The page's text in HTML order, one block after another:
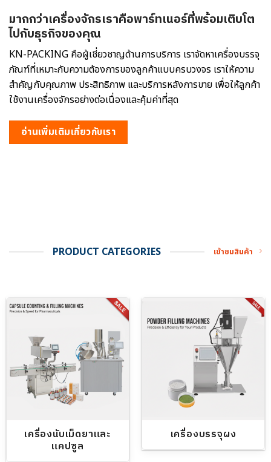
มากกว่าเครื่องจักรเราคือพาร์ทเนอร์ที่พร้อมเติบโต
ไปกับธุรกิจของคุณ
KN-PACKING คือผู้เชี่ยวชาญด้านการบริการ เราจัดหาเครื่องบรรจุ
ภัณฑ์ที่เหมาะกับความต้องการของลูกค้าแบบครบวงจร เราให้ความ
สำคัญกับคุณภาพ ประสิทธิภาพ และบริการหลังการขาย เพื่อให้ลูกค้า
ใช้งานเครื่องจักรอย่างต่อเนื่องและคุ้มค่าที่สุด
อ่านเพิ่มเติมเกี่ยวกับเรา
PRODUCT CATEGORIES เข้าชมสินค้า
เครื่องนับเม็ดยาและ
แคปซูล
เครื่องบรรจุผง